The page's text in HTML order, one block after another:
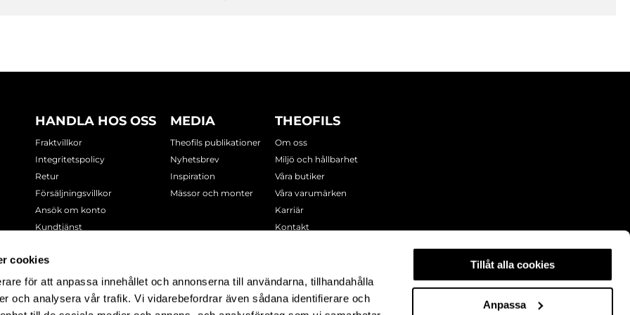
cookies
för att anpassa innehållet och annonserna till användarna, tillhandahålla
och analysera vår trafik. Vi vidarebefordrar även sådana identifierare och
Tillåt alla cookies
Anpassa
HANDLA HOS OSS
Fraktvillkor
Integritetspolicy
Retur
Försäljningsvillkor
Ansök om konto
Kundtjänst
MEDIA
Theofils publikationer
Nyhetsbrev
Inspiration
Mässor och monter
THEOFILS
Om oss
Miljö och hållbarhet
Våra butiker
Våra varumärken
Karriär
Kontakt